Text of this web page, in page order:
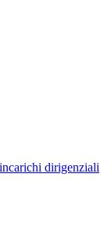
dirigenziali